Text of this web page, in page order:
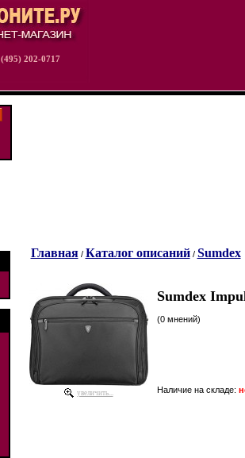
(495) 202-0717
Главная/ Каталог описаний/ Sumdex
увеличить...
Sumdex
(0 мнений)
Наличие на складе: